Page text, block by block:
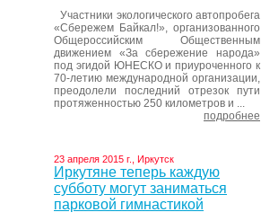
Участники экологического автопробега
«Сбережем Байкал!», организованного
Общероссийским Общественным
движением «За сбережение народа»
под эгидой ЮНЕСКО и приуроченного к
70-летию международной организации,
преодолели последний отрезок пути
протяженностью 250 километров и ...
подробнее
23 апреля 2015 г., Иркутск
Иркутяне теперь каждую
субботу могут заниматься
парковой гимнастикой